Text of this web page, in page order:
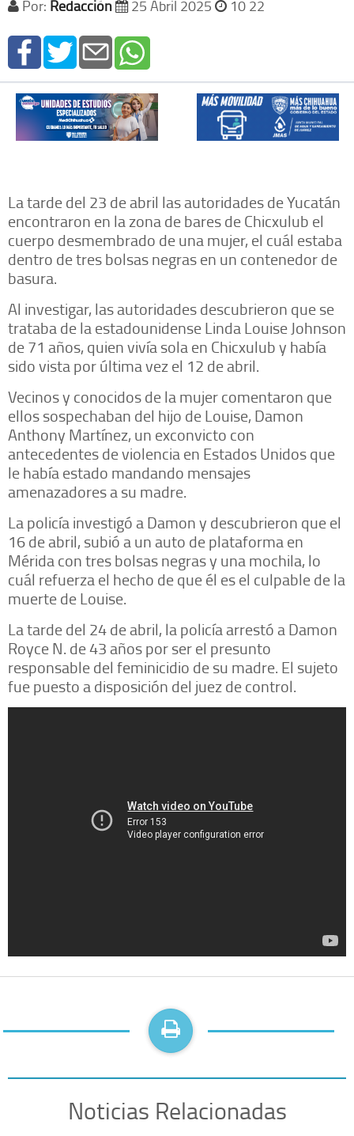
Por: Redacción 25 Abril 2025 10 22
La tarde del 23 de abril las autoridades de Yucatán
encontraron en la zona de bares de Chicxulub el
cuerpo desmembrado de una mujer, el cuál estaba
dentro de tres bolsas negras en un contenedor de
basura.
Al investigar, las autoridades descubrieron que se
trataba de la estadounidense Linda Louise Johnson
de 71 años, quien vivía sola en Chicxulub y había
sido vista por última vez el 12 de abril.
Vecinos y conocidos de la mujer comentaron que
ellos sospechaban del hijo de Louise, Damon
Anthony Martínez, un exconvicto con
antecedentes de violencia en Estados Unidos que
le había estado mandando mensajes
amenazadores a su madre.
La policía investigó a Damon y descubrieron que el
16 de abril, subió a un auto de plataforma en
Mérida con tres bolsas negras y una mochila, lo
cuál refuerza el hecho de que él es el culpable de la
muerte de Louise.
La tarde del 24 de abril, la policía arrestó a Damon
Royce N. de 43 años por ser el presunto
responsable del feminicidio de su madre. El sujeto
fue puesto a disposición del juez de control.
Noticias Relacionadas